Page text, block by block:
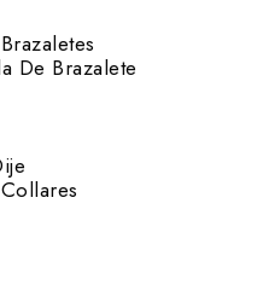
De Brazalete